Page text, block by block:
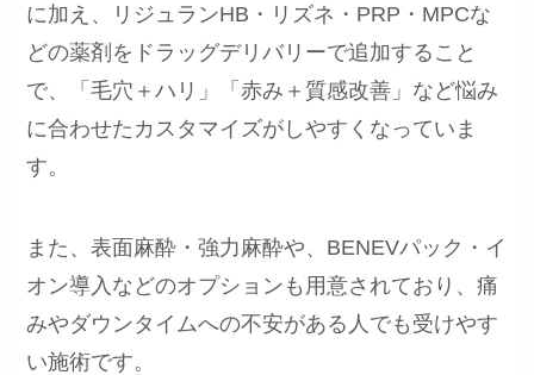
に加え、リジュランHB・リズネ・PRP・MPCな
どの薬剤をドラッグデリバリーで追加すること
で、「毛穴＋ハリ」「赤み＋質感改善」など悩み
に合わせたカスタマイズがしやすくなっていま
す。
また、表面麻酔・強力麻酔や、BENEVパック・イ
オン導入などのオプションも用意されており、痛
みやダウンタイムへの不安がある人でも受けやす
い施術です。